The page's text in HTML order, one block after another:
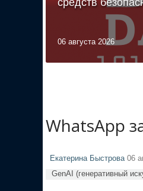
06 августа 2026
WhatsApp
Екатерина Быстрова 06
GenAI (генеративный